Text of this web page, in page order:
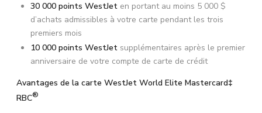
30 000 points WestJet en portant au moins 5 000 $
d’achats admissibles à votre carte pendant les trois
premiers mois
10 000 points WestJet supplémentaires après le premier
anniversaire de votre compte de carte de crédit
Avantages de la carte WestJet World Elite Mastercard‡
RBC®